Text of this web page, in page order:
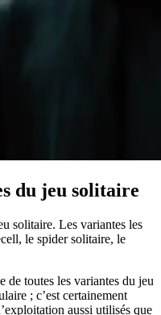
du jeu solitaire
solitaire. Les variantes les
le spider solitaire, le
de toutes les variantes du jeu
; c’est certainement
aussi utilisés que